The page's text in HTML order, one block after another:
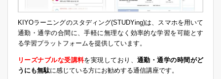
KIYOラーニングのスタディング(STUDYing)は、スマホを用いて
通勤・通学の合間に、手軽に無理なく効率的な学習を可能とす
る学習プラットフォームを提供しています。
リーズナブルな受講料を実現しており、通勤・通学の時間がど
うにも無駄に感じている方にお勧めする通信講座です。